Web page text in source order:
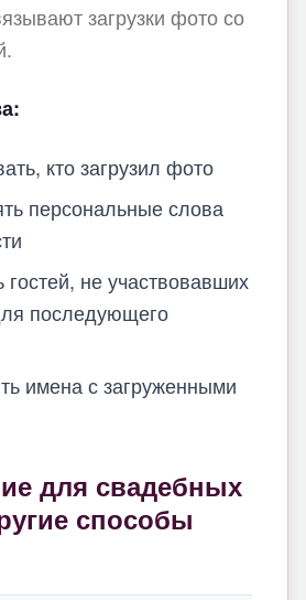
загрузки фото со
кто загрузил фото
персональные слова
не участвовавших
последующего
имена с загруженными
для свадебных
способы